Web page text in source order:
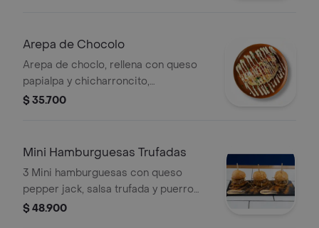
Arepa de Chocolo
Arepa de choclo, rellena con queso
papialpa y chicharroncito,
acompañada de sour cream.
$ 35.700
Mini Hamburguesas Trufadas
3 Mini hamburguesas con queso
pepper jack, salsa trufada y puerro
crocante.
$ 48.900